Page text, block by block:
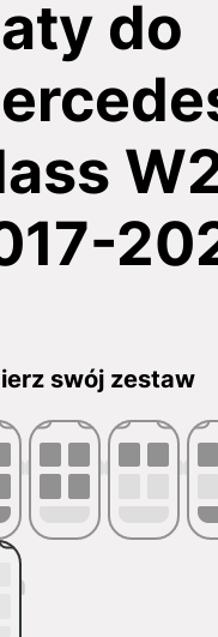
do
swój zestaw